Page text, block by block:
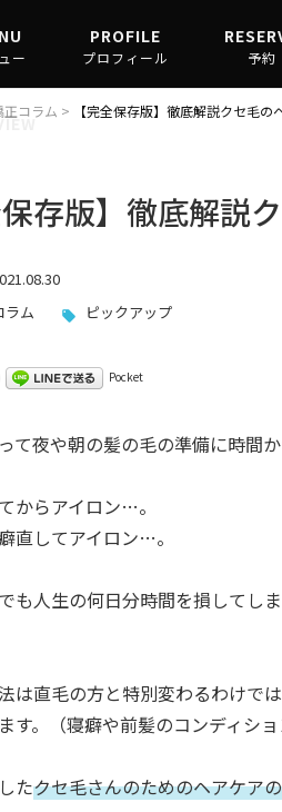
ー
正
PROFILE
プロフィール 予約
正コラム > 【完全保存版】徹底解説クセ毛の
保存版】徹底解説
ラム
ピックアップ
Pocket
て夜や朝の髪の毛の準備に時間
からアイロン…。
直してアイロン…。
も人生の何日分時間を損してし
は直毛の方と特別変わるわけで
す。（寝癖や前髪のコンディショ
たクセ毛さんのためのヘアケア